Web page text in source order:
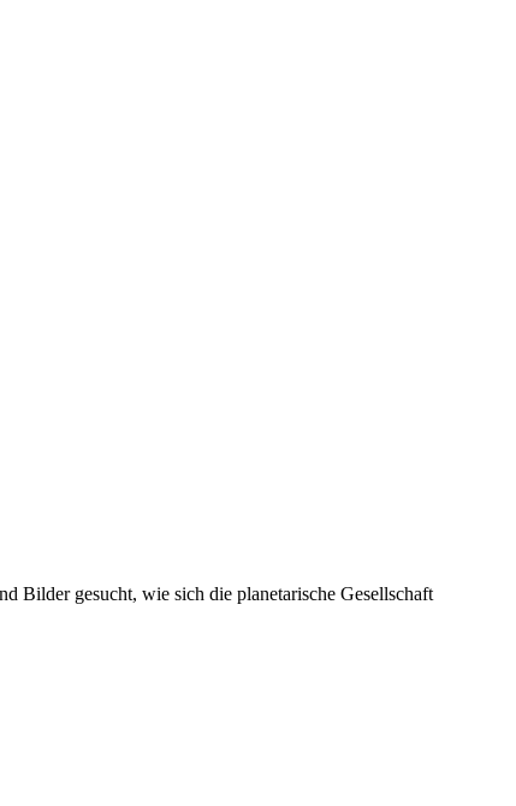
Bilder gesucht, wie sich die planetarische Gesellschaft